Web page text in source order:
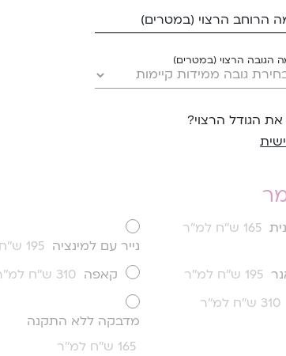
הרוחב הרצוי (במטרים)
הגובה הרצוי (במטרים)
הגודל הרצוי?
165 ש''ח למ''ר
נייר עם למינציה 195 ש''ח למ''ר
195 ש''ח למ''ר קאפה 310 ש''ח למ''ר
310 ש''ח למ''ר
מדבקה ללא התקנה
165 ש''ח למ''ר